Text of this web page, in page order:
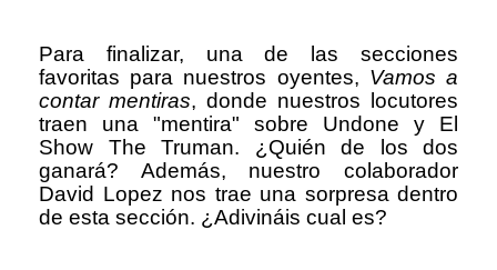
Para finalizar, una de las secciones
favoritas para nuestros oyentes, Vamos a
contar mentiras, donde nuestros locutores
traen una "mentira" sobre Undone y El
Show The Truman. ¿Quién de los dos
ganará? Además, nuestro colaborador
David Lopez nos trae una sorpresa dentro
de esta sección. ¿Adivináis cual es?